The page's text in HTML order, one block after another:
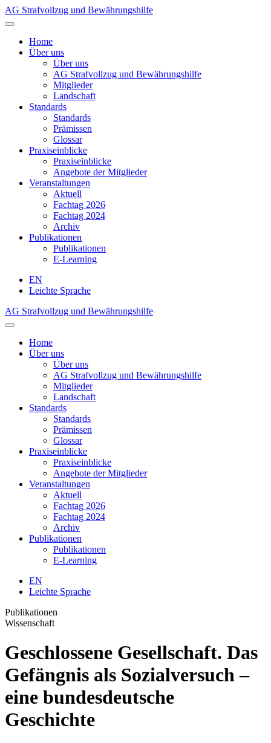
AG Strafvollzug und Bewährungshilfe
Home
Über uns
Über uns
AG Strafvollzug und Bewährungshilfe
Mitglieder
Landschaft
Standards
Standards
Prämissen
Glossar
Praxiseinblicke
Praxiseinblicke
Angebote der Mitglieder
Veranstaltungen
Aktuell
Fachtag 2026
Fachtag 2024
Archiv
Publikationen
Publikationen
E-Learning
EN
Leichte Sprache
AG Strafvollzug und Bewährungshilfe
Home
Über uns
Über uns
AG Strafvollzug und Bewährungshilfe
Mitglieder
Landschaft
Standards
Standards
Prämissen
Glossar
Praxiseinblicke
Praxiseinblicke
Angebote der Mitglieder
Veranstaltungen
Aktuell
Fachtag 2026
Fachtag 2024
Archiv
Publikationen
Publikationen
E-Learning
EN
Leichte Sprache
Publikationen
Wissenschaft
Geschlossene Gesellschaft. Das
Gefängnis als Sozialversuch –
eine bundesdeutsche
Geschichte